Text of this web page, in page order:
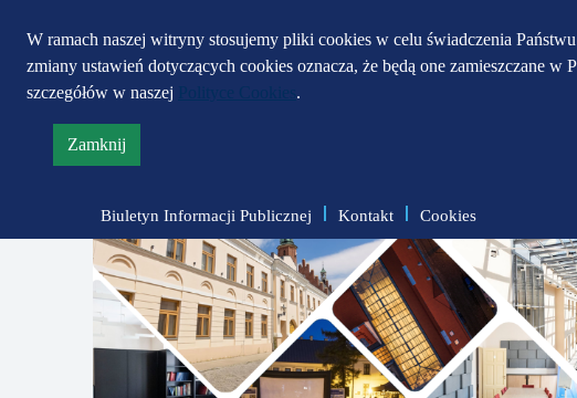
W ramach naszej witryny stosujemy pliki cookies w celu świadczenia
zmiany ustawień dotyczących cookies oznacza, że będą one zamieszczane
szczegółów w naszej
.
Zamknij
informację
polityce
prywatności
Biuletyn Informacji Publicznej Kontakt Cookies